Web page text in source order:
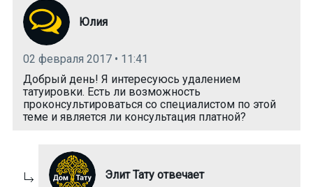
Юлия
02 февраля 2017 • 11:41
Добрый день! Я интересуюсь удалением
татуировки. Есть ли возможность
проконсультироваться со специалистом по этой
теме и является ли консультация платной?
Элит Тату отвечает